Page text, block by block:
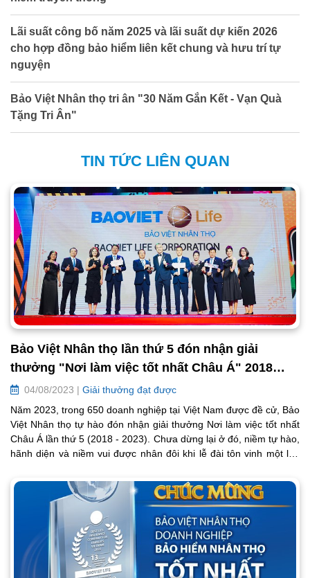
Lãi suất công bố năm 2025 và lãi suất dự kiến 2026
cho hợp đồng bảo hiểm liên kết chung và hưu trí tự
nguyện
Bảo Việt Nhân thọ tri ân "30 Năm Gắn Kết - Vạn Quà
Tặng Tri Ân"
TIN TỨC LIÊN QUAN
Bảo Việt Nhân thọ lần thứ 5 đón nhận giải
thưởng "Nơi làm việc tốt nhất Châu Á" 2018
-2023
04/08/2023 | Giải thưởng đạt được
Năm 2023, trong 650 doanh nghiệp tại Việt Nam được đề cử, Bảo
Việt Nhân thọ tự hào đón nhận giải thưởng Nơi làm việc tốt nhất
Châu Á lần thứ 5 (2018 - 2023). Chưa dừng lại ở đó, niềm tự hào,
hãnh diện và niềm vui được nhân đôi khi lễ đài tôn vinh một lần
biệt “Most Caring Company - Doanh nghiệp Quan tâm và Chăm
sóc nhân viên tốt nhất”.